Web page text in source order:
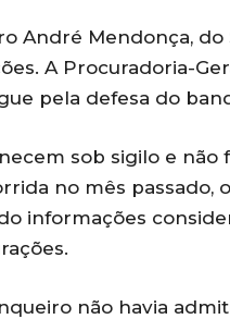
André Mendonça,
A Procuradoria-
pela defesa do
sob sigilo e não
no mês passado,
informações
não havia